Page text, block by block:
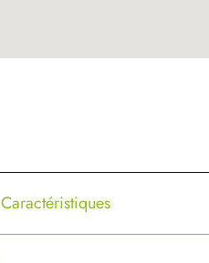
Caractéristiques